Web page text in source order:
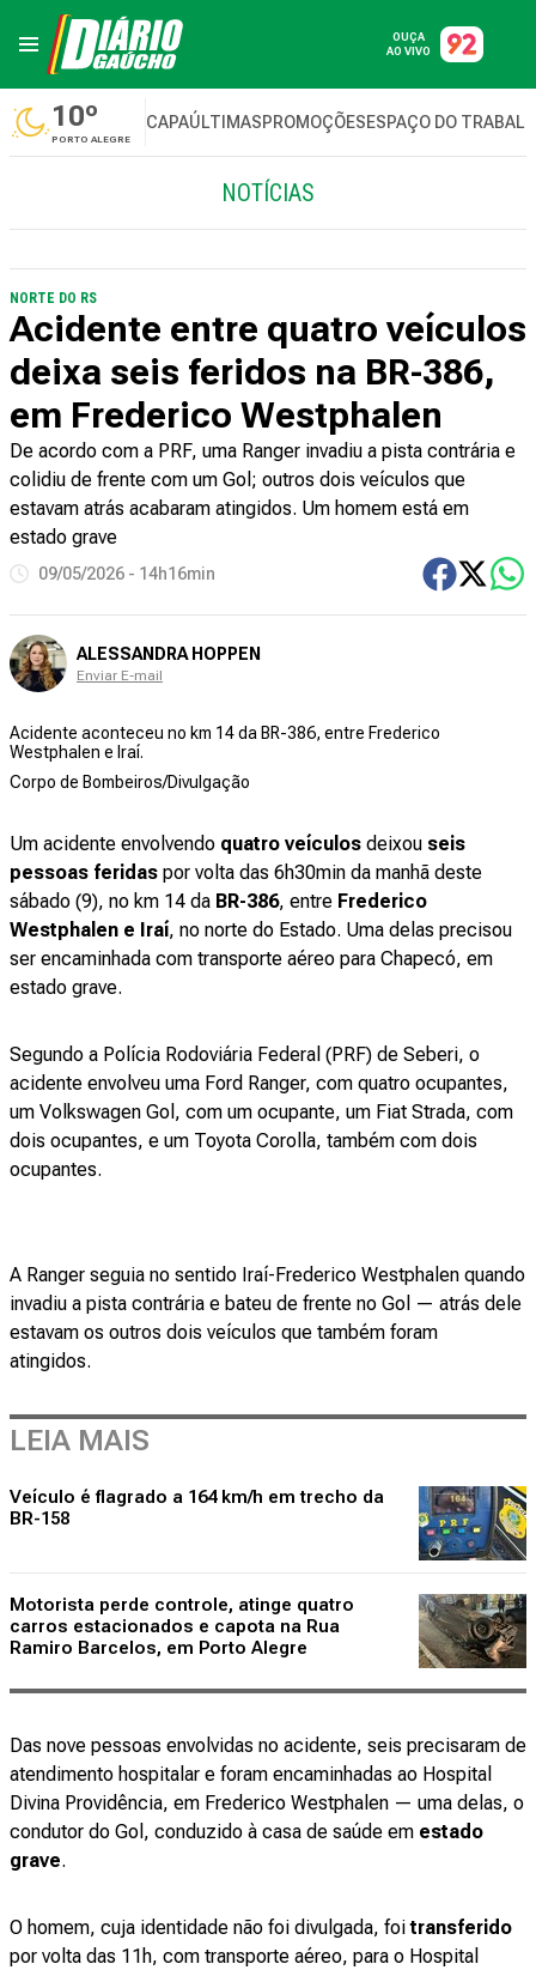
OUÇA
AO VIVO
10º
PORTO ALEGRE
CAPAÚLTIMASPROMOÇÕESESPAÇO DO
NOTÍCIAS
NORTE DO RS
Acidente entre quatro veículos
deixa seis feridos na BR-386,
em Frederico Westphalen
De acordo com a PRF, uma Ranger invadiu a pista contrária e
colidiu de frente com um Gol; outros dois veículos que
estavam atrás acabaram atingidos. Um homem está em
estado grave
09/05/2026 - 14h16min
ALESSANDRA HOPPEN
Enviar E-mail
Acidente aconteceu no km 14 da BR-386, entre Frederico
Westphalen e Iraí.
Corpo de Bombeiros/Divulgação
Um acidente envolvendo quatro veículos deixou seis
pessoas feridas por volta das 6h30min da manhã deste
sábado (9), no km 14 da BR-386, entre Frederico
Westphalen e Iraí, no norte do Estado. Uma delas precisou
ser encaminhada com transporte aéreo para Chapecó, em
estado grave.
Segundo a Polícia Rodoviária Federal (PRF) de Seberi, o
acidente envolveu uma Ford Ranger, com quatro ocupantes,
um Volkswagen Gol, com um ocupante, um Fiat Strada, com
dois ocupantes, e um Toyota Corolla, também com dois
ocupantes.
A Ranger seguia no sentido Iraí-Frederico Westphalen quando
invadiu a pista contrária e bateu de frente no Gol — atrás dele
estavam os outros dois veículos que também foram
atingidos.
LEIA MAIS
Veículo é flagrado a 164 km/h em trecho da
BR-158
Motorista perde controle, atinge quatro
carros estacionados e capota na Rua
Ramiro Barcelos, em Porto Alegre
Das nove pessoas envolvidas no acidente, seis precisaram de
atendimento hospitalar e foram encaminhadas ao Hospital
Divina Providência, em Frederico Westphalen — uma delas, o
condutor do Gol, conduzido à casa de saúde em estado
grave.
O homem, cuja identidade não foi divulgada, foitransferido
por volta das 11h, com transporte aéreo, para o Hospital